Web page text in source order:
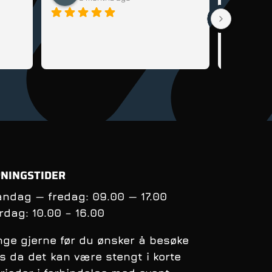
Veldig
— fredag: 09.00 — 17.00
10.00 – 16.00
gjerne før du ønsker å besøke
da det kan være stengt i korte